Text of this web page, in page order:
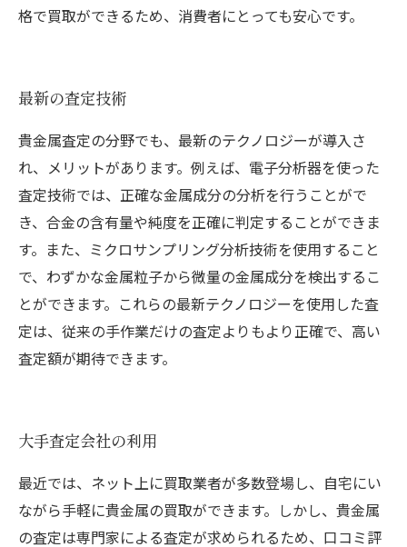
格で買取ができるため、消費者にとっても安心です。
最新の査定技術
貴金属査定の分野でも、最新のテクノロジーが導入さ
れ、メリットがあります。例えば、電子分析器を使った
査定技術では、正確な金属成分の分析を行うことがで
き、合金の含有量や純度を正確に判定することができま
す。また、ミクロサンプリング分析技術を使用すること
で、わずかな金属粒子から微量の金属成分を検出するこ
とができます。これらの最新テクノロジーを使用した査
定は、従来の手作業だけの査定よりもより正確で、高い
査定額が期待できます。
大手査定会社の利用
最近では、ネット上に買取業者が多数登場し、自宅にい
ながら手軽に貴金属の買取ができます。しかし、貴金属
の査定は専門家による査定が求められるため、口コミ評